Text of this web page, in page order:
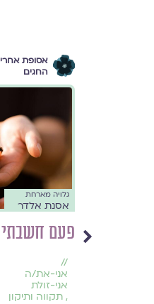
אסופת אחרי
החגים
גלויה מארחת
אסנת אלדר
פעם חשבתי
//
אני-את/ה
אני-זולת
, תקווה ותיקון